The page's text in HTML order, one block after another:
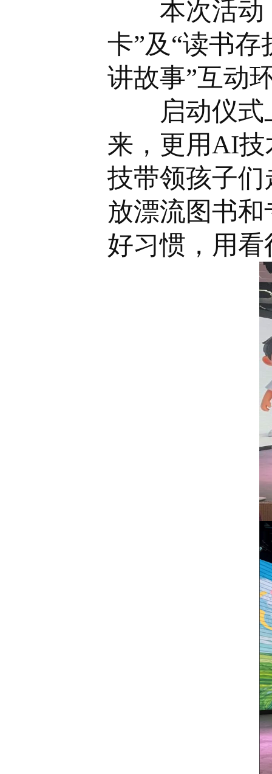
本次活动
卡”及“读书
讲故事”互动
启动仪
来，更用AI
技带领孩子
放漂流图书
好习惯，用